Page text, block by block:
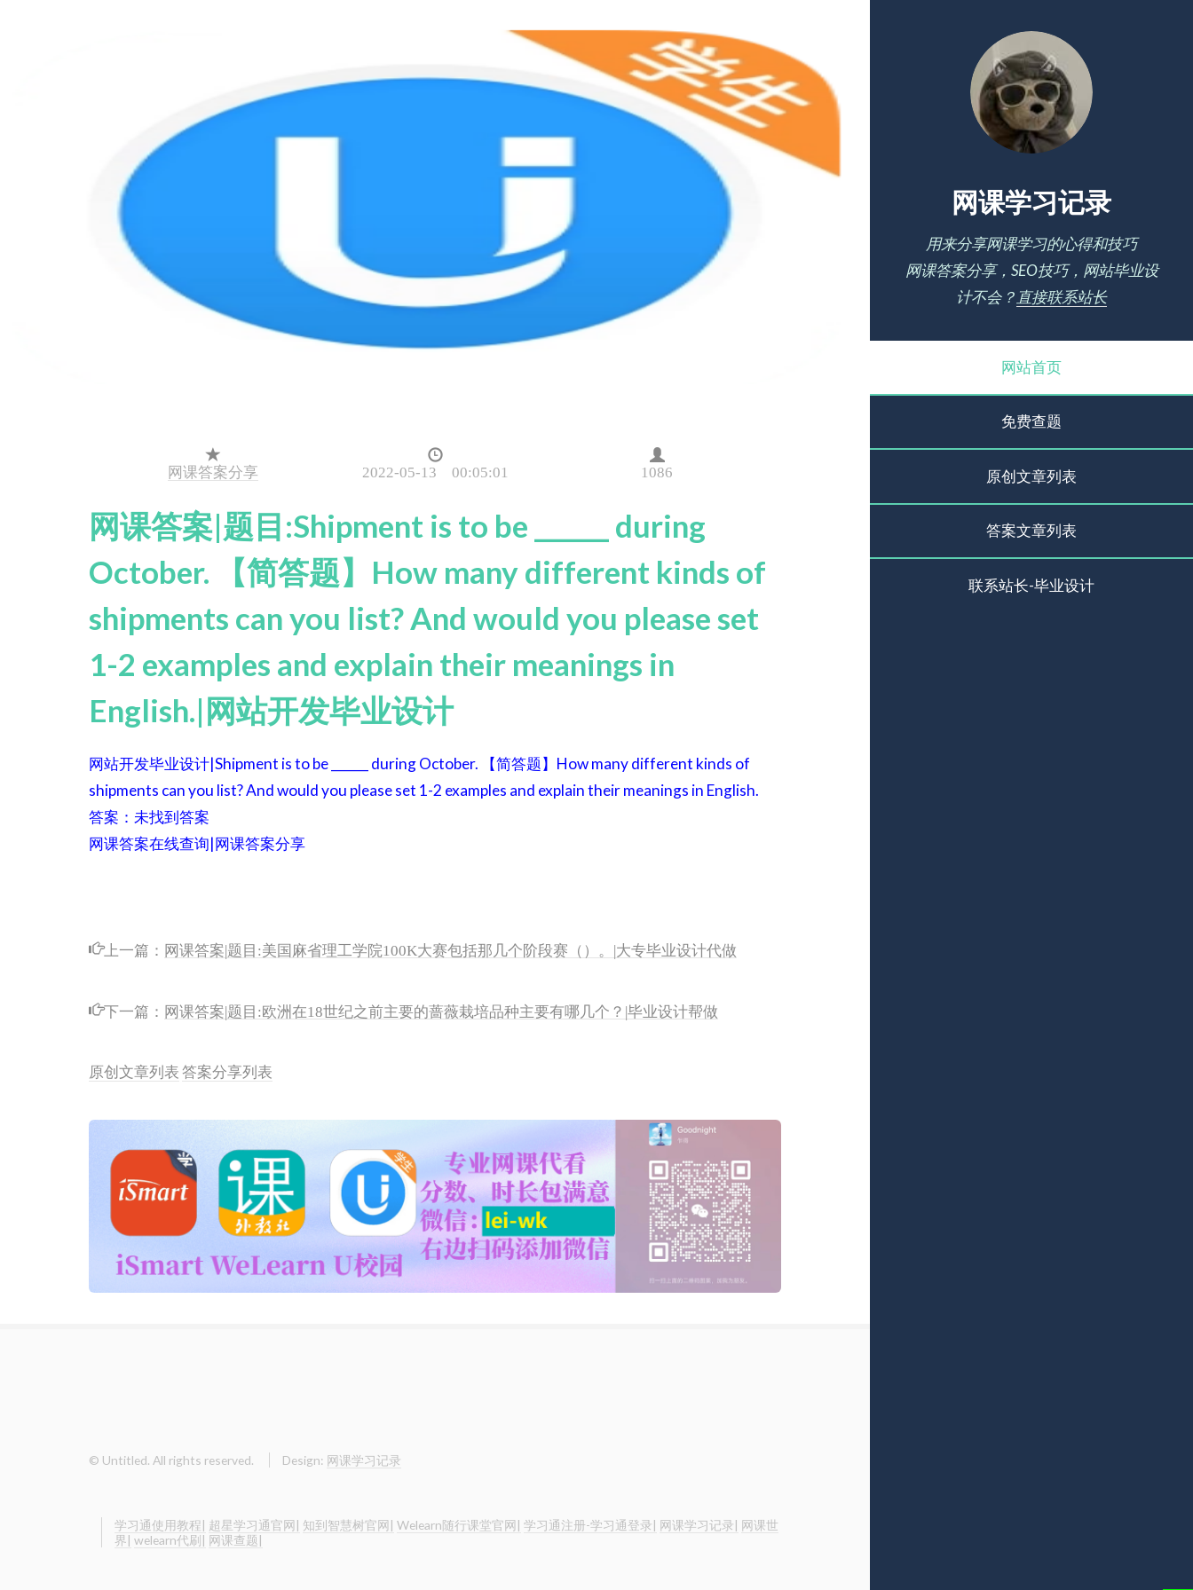
网课学习记录
用来分享网课学习的心得和技巧
网课答案分享，SEO技巧，网站毕业设
计不会？ 直接联系站长
网站首页
免费查题
原创文章列表
答案文章列表
联系站长-毕业设计
网课答案分享 2022-05-13 00:05:01 1086
网课答案|题目:Shipment is to be ______ during
October. 【简答题】How many different kinds of
shipments can you list? And would you please set
1-2 examples and explain their meanings in
English.|网站开发毕业设计
网站开发毕业设计|Shipment is to be ______ during October. 【简答题】How many different kinds of
shipments can you list? And would you please set 1-2 examples and explain their meanings in English.
答案：未找到答案
网课答案在线查询|网课答案分享
上一篇： 网课答案|题目:美国麻省理工学院100K大赛包括那几个阶段赛（）。|大专毕业设计代做
下一篇： 网课答案|题目:欧洲在18世纪之前主要的蔷薇栽培品种主要有哪几个？|毕业设计帮做
原创文章列表答案分享列表
© Untitled. All rights reserved. Design: 网课学习记录
学习通使用教程| 超星学习通官网| 知到智慧树官网| Welearn随行课堂官网| 学习通注册-学习通登录| 网课学习记录| 网课世
界| welearn代刷| 网课查题|